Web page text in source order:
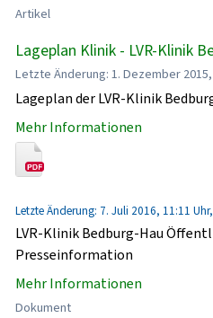
Artikel
Lageplan Klinik - LVR-Klinik
Letzte Änderung: 1. Dezember
Lageplan der LVR-Klinik
Mehr Informationen
Letzte Änderung: 7. Juli 2016, 11:11
LVR-Klinik Bedburg-Hau
Presseinformation
Mehr Informationen
Dokument